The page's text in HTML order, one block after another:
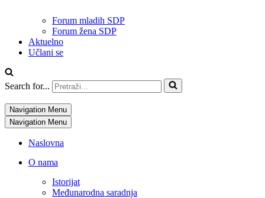
Forum mladih SDP
Forum žena SDP
Aktuelno
Učlani se
Search for...
Navigation Menu
Navigation Menu
Naslovna
O nama
Istorijat
Međunarodna saradnja